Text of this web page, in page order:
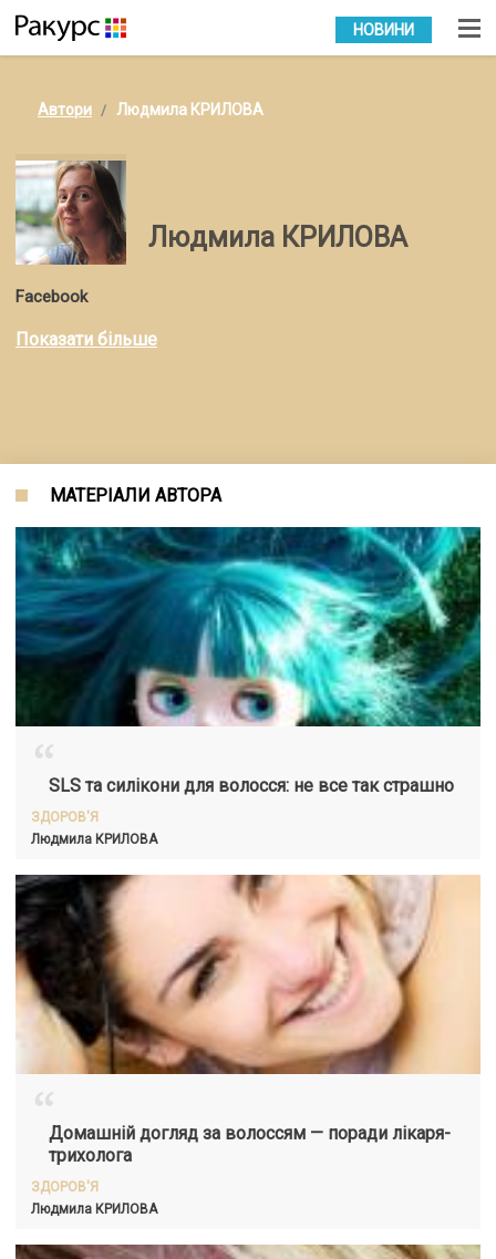
УКР РУС
НОВИНИ
Автори Людмила КРИЛОВА
Людмила КРИЛОВА
Facebook
Показати більше
МАТЕРІАЛИ АВТОРА
“SLS та силікони для волосся: не все так страшно
ЗДОРОВ'Я
Людмила КРИЛОВА
“Домашній догляд за волоссям — поради лікаря-
трихолога
ЗДОРОВ'Я
Людмила КРИЛОВА